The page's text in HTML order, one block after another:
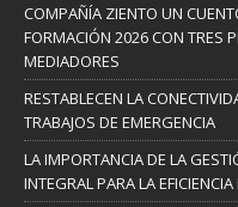
COMPAÑÍA ZIENTO UN
FORMACIÓN 2026 CON TRES
MEDIADORES
RESTABLECEN LA
TRABAJOS DE EMERGENCIA
LA IMPORTANCIA DE LA
INTEGRAL PARA LA